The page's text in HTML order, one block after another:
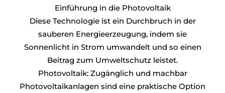
Einführung in die Photovoltaik
Diese Technologie ist ein Durchbruch in der
sauberen Energieerzeugung, indem sie
Sonnenlicht in Strom umwandelt und so einen
Beitrag zum Umweltschutz leistet.
Photovoltaik: Zugänglich und machbar
Photovoltaikanlagen sind eine praktische Option